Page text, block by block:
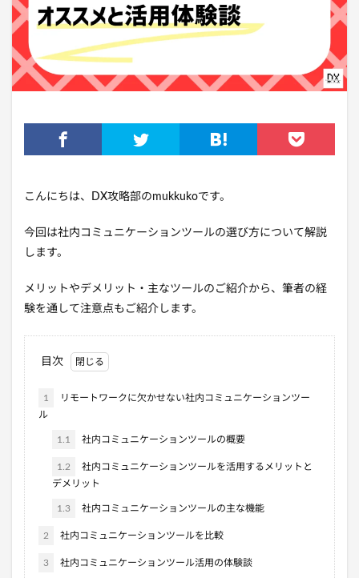
こんにちは、DX攻略部のmukkukoです。
今回は社内コミュニケーションツールの選び方について解説
します。
メリットやデメリット・主なツールのご紹介から、筆者の経
験を通して注意点もご紹介します。
目次
1
リモートワークに欠かせない社内コミュニケーションツー
ル
1.1 社内コミュニケーションツールの概要
1.2
社内コミュニケーションツールを活用するメリットと
デメリット
1.3 社内コミュニケーションツールの主な機能
2 社内コミュニケーションツールを比較
3 社内コミュニケーションツール活用の体験談